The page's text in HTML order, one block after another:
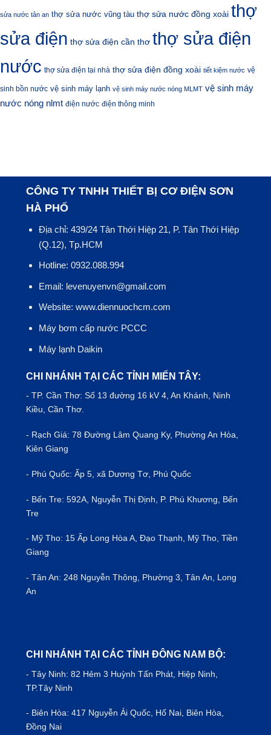
sửa nước tân an thợ sửa nước vũng tàu thợ sửa nước đồng xoài thợ
sửa điện thợ sửa điện cần thơ thợ sửa điện
nước thợ sửa điện tại nhà thợ sửa điện đồng xoài tiết kiệm nước vệ
sinh bồn nước vệ sinh máy lạnh vệ sinh máy nước nóng MLMT vệ sinh máy
nước nóng nlmt điện nước điện thông minh
CÔNG TY TNHH THIẾT BỊ CƠ ĐIỆN SƠN
HÀ PHỐ
Địa chỉ: 439/24 Tân Thới Hiệp 21, P. Tân Thới Hiệp
(Q.12), Tp.HCM
Hotline: 0932.088.994
Email: levenuyenvn@gmail.com
Website: www.diennuochcm.com
Máy bơm cấp nước PCCC
Máy lạnh Daikin
CHI NHÁNH TẠI CÁC TỈNH MIẾN TÂY:
- TP.Cần Thơ: Số 13 đường 16 kV 4, An Khánh, Ninh
Kiều, Cần Thơ.
- Rạch Giá: 78 Đường Lâm Quang Ky, Phường An Hòa,
Kiên Giang
- Phú Quốc: Ấp 5, xã Dương Tơ, Phú Quốc
- Bến Tre: 592A, Nguyễn Thị Định, P. Phú Khương, Bến
Tre
- Mỹ Tho: 15 Ấp Long Hòa A, Đạo Thạnh, Mỹ Tho, Tiền
Giang
- Tân An: 248 Nguyễn Thông, Phường 3, Tân An, Long
An
CHI NHÁNH TẠI CÁC TỈNH ĐÔNG NAM BỘ:
- Tây Ninh: 82 Hẻm 3 Huỳnh Tấn Phát, Hiệp Ninh,
TP.Tây Ninh
- Biên Hòa: 417 Nguyễn Ái Quốc, Hố Nai, Biên Hòa,
Đồng Nai